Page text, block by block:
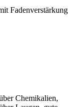
Fadenverstärkung
Chemikalien,